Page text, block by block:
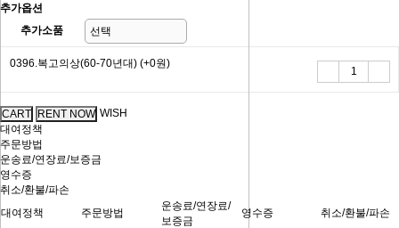
추가옵션
추가소품
0396.복고의상(60-70년대) (+0원)
WISH
대여정책
주문방법
운송료/연장료/보증금
영수증
취소/환불/파손
대여정책
주문방법
운송료/연장료/
보증금
영수증 취소/환불/파손